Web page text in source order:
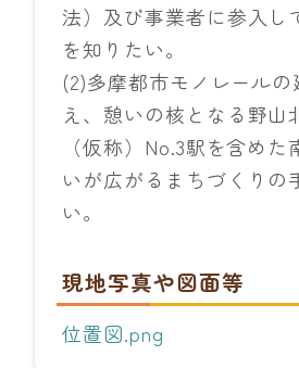
法）及び事業者に参入し
を知りたい。
(2)多摩都市モノレール
え、憩いの核となる野山
（仮称）No.3駅を含め
いが広がるまちづくりの
い。
現地写真や図面等
位置図.png